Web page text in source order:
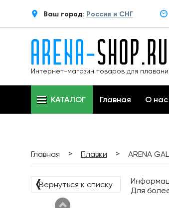
Ваш город: Россия и СНГ
Интернет-магазин товаров для
КАТАЛОГ Главная О нас
Главная > Плавки > ARENA
❬Вернуться к списку
Для